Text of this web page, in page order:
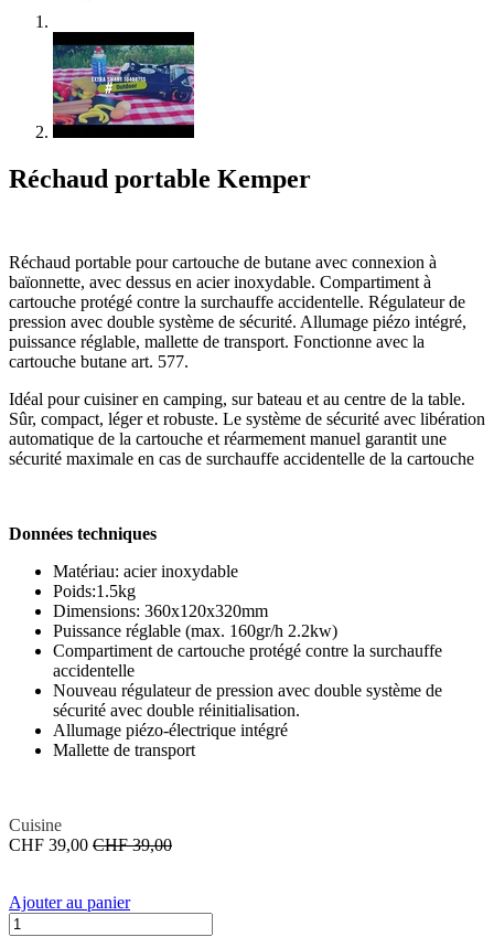
Réchaud portable Kemper
Réchaud portable pour cartouche de butane avec connexion à
baïonnette, avec dessus en acier inoxydable. Compartiment à
cartouche protégé contre la surchauffe accidentelle. Régulateur de
pression avec double système de sécurité. Allumage piézo intégré,
puissance réglable, mallette de transport. Fonctionne avec la
cartouche butane art. 577.
Idéal pour cuisiner en camping, sur bateau et au centre de la table.
Sûr, compact, léger et robuste. Le système de sécurité avec libération
automatique de la cartouche et réarmement manuel garantit une
sécurité maximale en cas de surchauffe accidentelle de la cartouche
Données techniques
Matériau: acier inoxydable
Poids:1.5kg
Dimensions: 360x120x320mm
Puissance réglable (max. 160gr/h 2.2kw)
Compartiment de cartouche protégé contre la surchauffe
accidentelle
Nouveau régulateur de pression avec double système de
sécurité avec double réinitialisation.
Allumage piézo-électrique intégré
Mallette de transport
Cuisine
CHF 39,00 CHF39,00
Ajouter au panier